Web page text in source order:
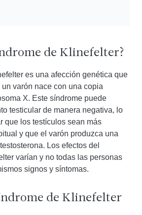
de Klinefelter?
es una afección genética que
varón nace con una copia
X. Este síndrome puede
testicular de manera negativa, lo
que los testículos sean más
y que el varón produzca una
Los efectos del
varían y no todas las personas
signos y síntomas.
de Klinefelter